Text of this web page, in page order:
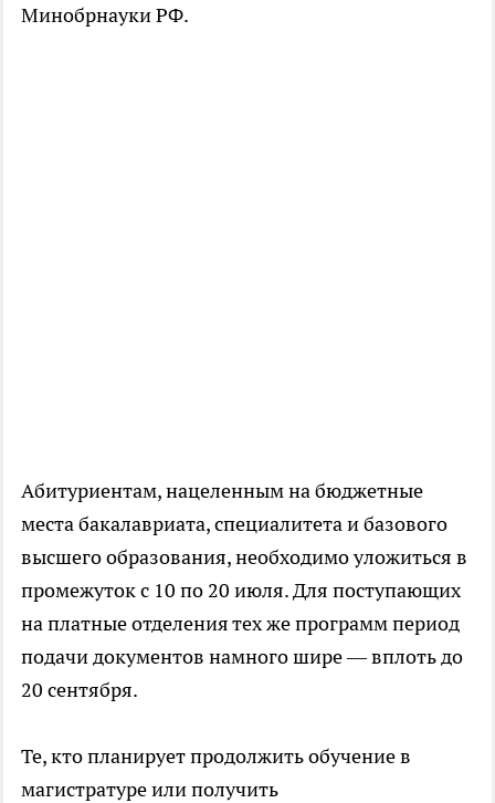
Минобрнауки РФ.
Абитуриентам, нацеленным на бюджетные
места бакалавриата, специалитета и базового
высшего образования, необходимо уложиться в
промежуток с 10 по 20 июля. Для поступающих
на платные отделения тех же программ период
подачи документов намного шире — вплоть до
20 сентября.
Те, кто планирует продолжить обучение в
магистратуре или получить